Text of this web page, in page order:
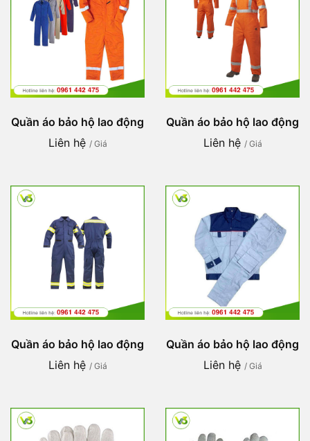
Quần áo bảo hộ lao động
Liên hệ / Giá
Quần áo bảo hộ lao động
Liên hệ / Giá
Quần áo bảo hộ lao động
Liên hệ / Giá
Quần áo bảo hộ lao động
Liên hệ / Giá